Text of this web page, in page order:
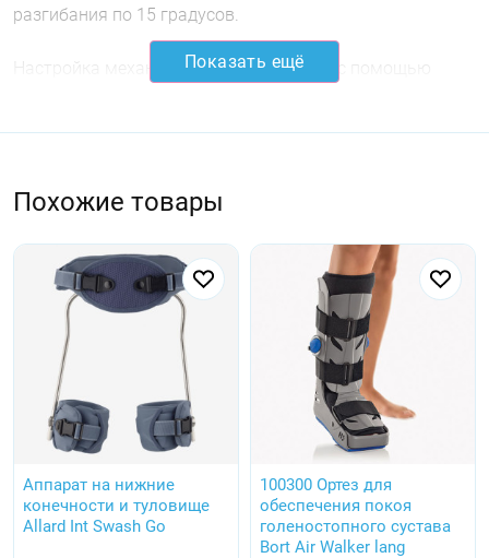
разгибания по 15 градусов.
Настройка механизма осуществляется с помощью
ActiveDistance II.
Назначение:
Вывихи, растяжения коленного сустава;
Боковой нестабильности колена;
Поэтапное восстановительное лечение с
постепенным увеличением объема движений в
коленном суставе после травм, повреждений
и восстановительных хирургических операций;
Показать ещё
Похожие товары
Аппарат на нижние
конечности и туловище
Allard Int Swash Go
100300 Ортез для
обеспечения покоя
голеностопного сустава
Bort Air Walker lang